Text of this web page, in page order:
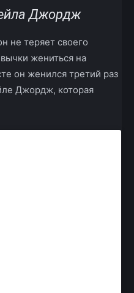
Джордж
не теряет своего
жениться на
он женился третий раз
Джордж, которая